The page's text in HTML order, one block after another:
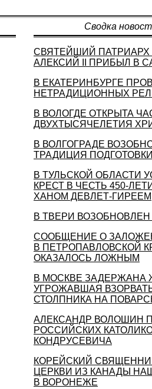
Сводка
СВЯТЕЙШИЙ ПАТРИАРХ
АЛЕКСИЙ II ПРИБЫЛ В
В ЕКАТЕРИНБУРГЕ
НЕТРАДИЦИОННЫХ
В ВОЛОГДЕ ОТКРЫТА
ДВУХТЫСЯЧЕЛЕТИЯ
В ВОЛГОГРАДЕ
ТРАДИЦИЯ
В ТУЛЬСКОЙ ОБЛАСТИ
КРЕСТ В ЧЕСТЬ 450-
ХАНОМ ДЕВЛЕТ-ГИРЕЕМ
В ТВЕРИ
СООБЩЕНИЕ О
В ПЕТРОПАВЛОВСКОЙ
ОКАЗАЛОСЬ ЛОЖНЫМ
В МОСКВЕ ЗАДЕРЖАНА
УГРОЖАВШАЯ
СТОЛПНИКА НА
АЛЕКСАНДР ВОЛОШИН
РОССИЙСКИХ
КОНДРУСЕВИЧА
КОРЕЙСКИЙ
ЦЕРКВИ ИЗ КАНАДЫ
В ВОРОНЕЖЕ